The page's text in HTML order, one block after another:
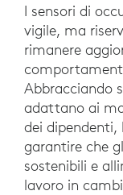
I sensori di
vigile, ma
rimanere
Abbracciando
adattano ai
dei dipendenti,
garantire che
sostenibili e
lavoro in